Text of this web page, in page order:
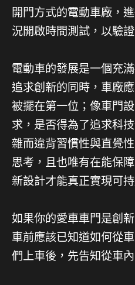
開門方式的電動車廠，
況開啟時間測試，以驗
電動車的發展是一個充
追求創新的同時，車廠
被擺在第一位；像車門
求，是否得為了追求科
雜而違背習慣性與直覺
思考，且也唯有在能保
新設計才能真正實現可
如果你的愛車車門是創
車前應該已知道如何從
們上車後，先告知從車